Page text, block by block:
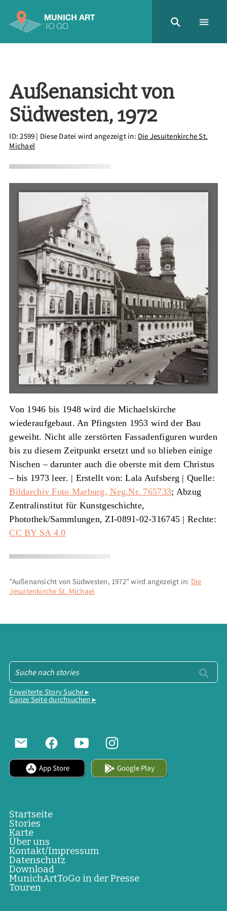
Außenansicht von
Südwesten, 1972
ID: 2599 | Diese Datei wird angezeigt in: Die Jesuitenkirche St.
Michael
Von 1946 bis 1948 wird die Michaelskirche
wiederaufgebaut. An Pfingsten 1953 wird der Bau
geweiht. Nicht alle zerstörten Fassadenfiguren wurden
bis zu diesem Zeitpunkt ersetzt und so blieben einige
Nischen ‒ darunter auch die oberste mit dem Christus
‒ bis 1973 leer. | Erstellt von: Lala Aufsberg | Quelle:
Bildarchiv Foto Marburg, Neg.Nr. 765733; Abzug
Zentralinstitut für Kunstgeschichte,
Photothek/Sammlungen, ZI-0891-02-316745 | Rechte:
CC BY SA 4.0
"Außenansicht von Südwesten, 1972" wird angezeigt in: Die
Jesuitenkirche St. Michael
Erweiterte Story Suche ▸
Ganze Seite durchsuchen ▸
App Store Google Play
Startseite
Stories
Karte
Über uns
Kontakt/Impressum
Datenschutz
Download
MunichArtToGo in der Presse
Touren